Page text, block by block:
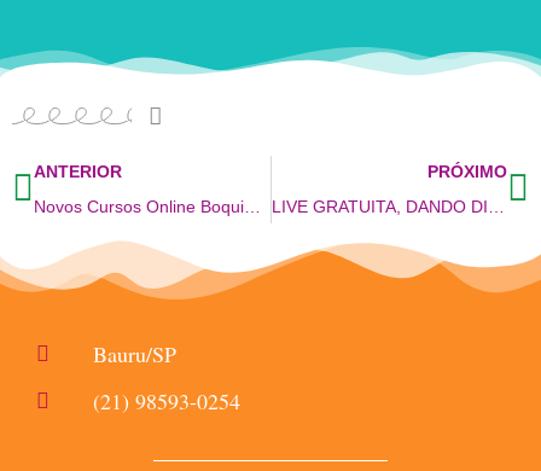
ANTERIOR PRÓXIMO
Bauru/SP
(21) 98593-0254